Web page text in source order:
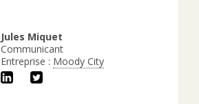
Jules Miquet
Communicant
Entreprise : Moody City